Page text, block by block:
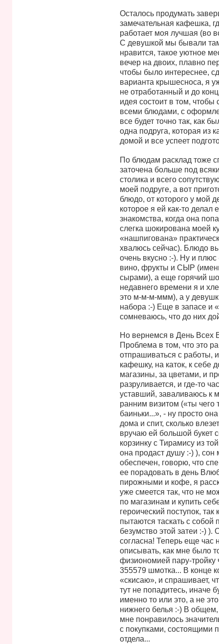
Осталось продумать
замечательная кафешка,
работает моя лучшая (во
С девушкой мы бывали
нравится, такое уютное
вечер на двоих, плавно
чтобы было интереснее,
варианта крышесноса, я
не отработанный и до
идея состоит в том, чтобы
всеми блюдами, с
все будет точно так, как
одна подруга, которая из
домой и все успеет
По блюдам расклад тоже
заточена больше под
столика и всего
моей подруге, а вот
блюдо, от которого у мой
которое я ей как-то
знакомства, когда она
слегка шокирована моей
«нашпигована»
хвалюсь сейчас). Блюдо
очень вкусно :-). Ну и
вино, фрукты и СЫР
сырами), а еще горячий
недавнего времени я и
это м-м-м-ммм), а у
набора :-) Еще в запасе и
сомневаюсь, что до них
Но вернемся в День Всех
Проблема в том, что это
отпрашиваться с работы,
кафешку, на каток, к себе
магазины, за цветами, и
разруливается, и где-то
уставший, заваливаюсь к
ранним визитом («ты чего
баиньки...», - ну просто
дома и спит, сколько
вручаю ей большой букет
корзинку с Тирамису из
она продаст душу :-) ), сон
обеспечен, говорю, что
ее порадовать в день
пирожными и кофе, я
уже смеется так, что не
по магазинам и купить
героический поступок,
пытаются таскать с собой
безумство этой затеи :-) ).
согласна! Теперь еще час
описывать, как мне было
физиономией пару-тройку
355579 шмотка... В конце
«скисаю», и спрашивает,
тут не попадитесь, иначе
именно то или это, а не
нижнего белья :-) В
мне понравилось
с покупками, состоящими
отдела...